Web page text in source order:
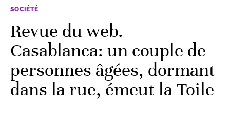
SOCIÉTÉ
Revue du web.
Casablanca: un couple de
personnes âgées, dormant
dans la rue, émeut la Toile